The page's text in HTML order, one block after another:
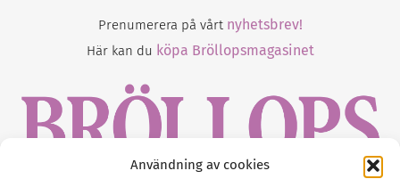
Användning av cookies
Prenumerera på vårt nyhetsbrev!
Här kan du köpa Bröllopsmagasinet